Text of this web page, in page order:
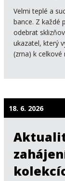
Velmi teplé a
bance. Z každé
odebrat
ukazatel, který
(zrna) k
18. 6. 2026